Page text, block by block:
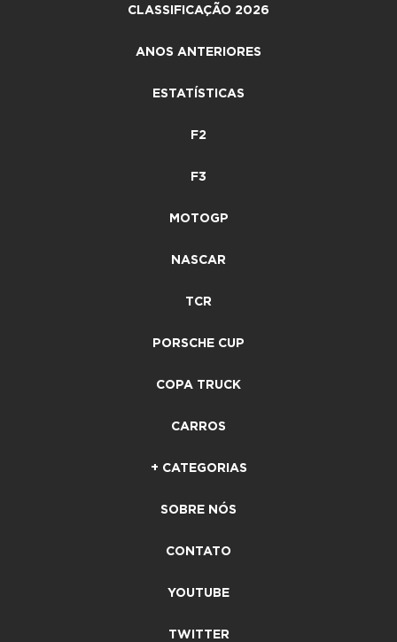
CLASSIFICAÇÃO 2026
ANOS ANTERIORES
ESTATÍSTICAS
F2
F3
MOTOGP
NASCAR
TCR
PORSCHE CUP
COPA TRUCK
CARROS
+ CATEGORIAS
SOBRE NÓS
CONTATO
YOUTUBE
TWITTER